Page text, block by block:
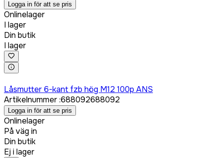
Logga in för att se pris
Onlinelager
I lager
Din butik
I lager
Låsmutter 6-kant fzb hög M12 100p ANS
Artikelnummer:688092688092
Logga in för att se pris
Onlinelager
På väg in
Din butik
Ej i lager